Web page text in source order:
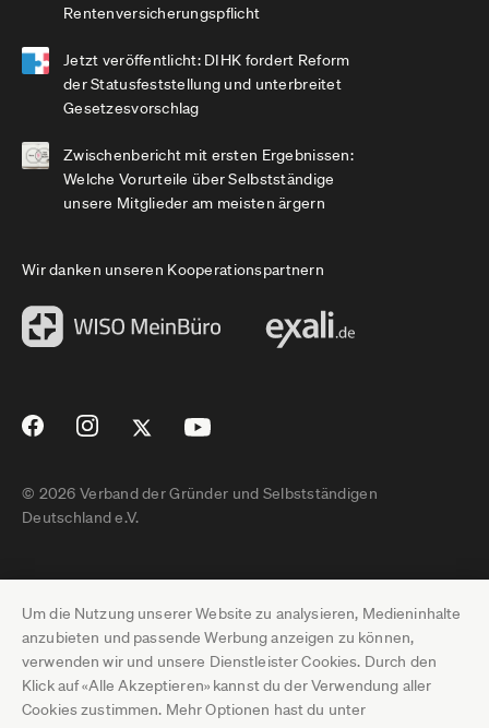
Um die Nutzung unserer Website zu analysieren, Medieninhalte
anzubieten und passende Werbung anzeigen zu können,
verwenden wir und unsere Dienstleister Cookies. Durch den
Klick auf «Alle Akzeptieren» kannst du der Verwendung aller
Cookies zustimmen. Mehr Optionen hast du unter
Rentenversicherungspflicht
Jetzt veröffentlicht: DIHK fordert Reform
der Statusfeststellung und unterbreitet
Gesetzesvorschlag
Zwischenbericht mit ersten Ergebnissen:
Welche Vorurteile über Selbstständige
unsere Mitglieder am meisten ärgern
Wir danken unseren Kooperationspartnern
© 2026 Verband der Gründer und Selbstständigen
Deutschland e.V.
Impressum
Datenschutz
Pressebereich